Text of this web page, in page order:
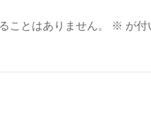
ことはありません。 ※ が付